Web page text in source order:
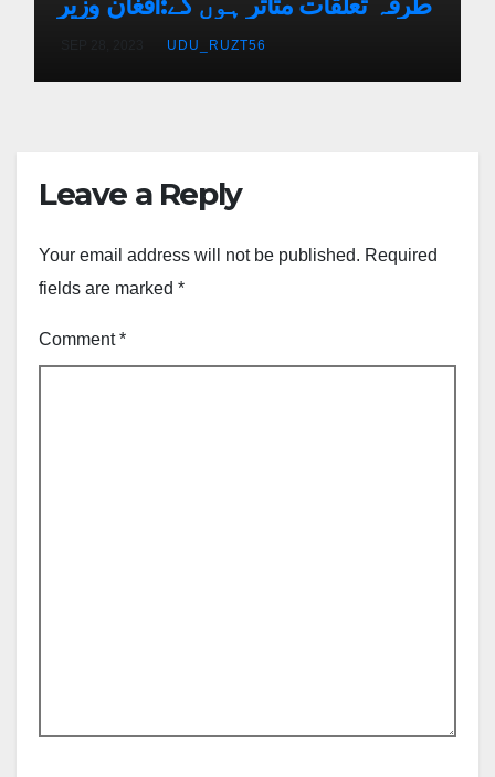
UDU_RUZT56
Leave a Reply
Your email address will not be published. Required
fields are marked *
Comment*